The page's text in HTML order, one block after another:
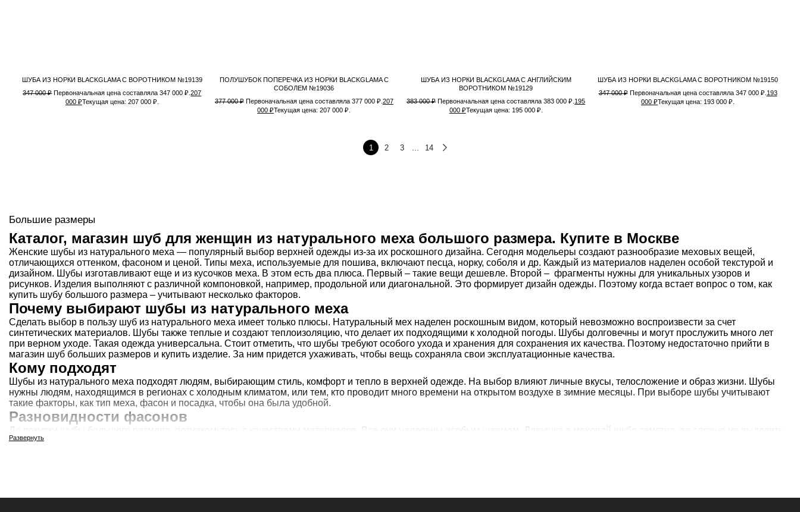
ШУБА ИЗ НОРКИ BLACKGLAMA C ВОРОТНИКОМ №19139
347 000₽ Первоначальная цена составляла 347 000 ₽.207
000 ₽Текущая цена: 207 000 ₽.
ПОЛУШУБОК ПОПЕРЕЧКА ИЗ НОРКИ BLACKGLAMA С
СОБОЛЕМ №19036
377 000₽ Первоначальная цена составляла 377 000 ₽. 207
000₽Текущая цена: 207 000 ₽.
ШУБА ИЗ НОРКИ BLACKGLAMA С АНГЛИЙСКИМ
ВОРОТНИКОМ №19129
383 000₽ Первоначальная цена составляла 383 000 ₽. 195
000 ₽Текущая цена: 195 000 ₽.
ШУБА ИЗ НОРКИ BLACKGLAMA С ВОРОТНИКОМ №19150
347 000₽ Первоначальная цена составляла 347 000 ₽. 193
000₽Текущая цена: 193 000 ₽.
1 2 3 14
Большие размеры
Каталог, магазин шуб для женщин из натурального меха большого размера. Купите в Москве
Женские шубы из натурального меха — популярный выбор верхней одежды из-за их роскошного дизайна. Сегодня модельеры создают разнообразие меховых вещей,
отличающихся оттенком, фасоном и ценой. Типы меха, используемые для пошива, включают песца, норку, соболя и др. Каждый из материалов наделен особой текстурой и
дизайном. Шубы изготавливают еще и из кусочков меха. В этом есть два плюса. Первый – такие вещи дешевле. Второй – фрагменты нужны для уникальных узоров и
рисунков. Изделия выполняют с различной компоновкой, например, продольной или диагональной. Это формирует дизайн одежды. Поэтому когда встает вопрос о том, как
купить шубу большого размера – учитывают несколько факторов.
Почему выбирают шубы из натурального меха
Сделать выбор в пользу шуб из натурального меха имеет только плюсы. Натуральный мех наделен роскошным видом, который невозможно воспроизвести за счет
синтетических материалов. Шубы также теплые и создают теплоизоляцию, что делает их подходящими к холодной погоды. Шубы долговечны и могут прослужить много лет
при верном уходе. Такая одежда универсальна. Стоит отметить, что шубы требуют особого ухода и хранения для сохранения их качества. Поэтому недостаточно прийти в
магазин шуб больших размеров и купить изделие. За ним придется ухаживать, чтобы вещь сохраняла свои эксплуатационные качества.
Кому подходят
Шубы из натурального меха подходят людям, выбирающим стиль, комфорт и тепло в верхней одежде. На выбор влияют личные вкусы, телосложение и образ жизни. Шубы
нужны людям, находящимся в регионах с холодным климатом, или тем, кто проводит много времени на открытом воздухе в зимние месяцы. При выборе шубы учитывают
такие факторы, как тип меха, фасон и посадка, чтобы она была удобной.
Разновидности фасонов
До покупки шубы большого размера, познакомьтесь с качествами материалов. Все они наделены особым шармом. Девушка в меховой шубе заметна, ее сложно не выделить
из толпы. Чтобы одежда подчеркивала красоту фигуры, подбирают ее правильно. Заранее определяются с фасоном шубы. Ведь тогда получится купить шубу большого
Развернуть